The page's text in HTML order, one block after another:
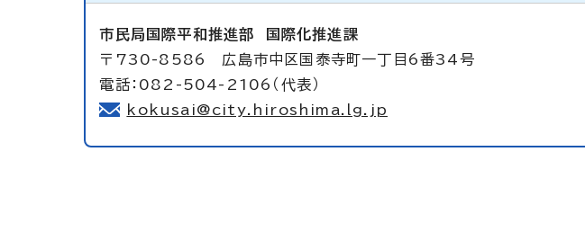
市民局国際平和推進部
国際化推進課
〒730-8586 広島市中区国泰寺町一丁目6番34号
電話：082-504-2106（代表）
kokusai@city.hiroshima.lg.jp